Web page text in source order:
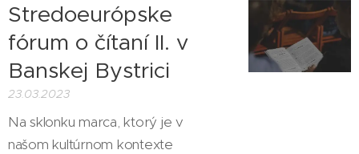
Stredoeurópske
fórum o čítaní II. v
Banskej Bystrici
23.03.2023
Na sklonku marca, ktorý je v
našom kultúrnom kontexte